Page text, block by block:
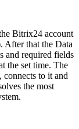
Bitrix24 account
After that the Data
and required fields
the set time. The
connects to it and
the most